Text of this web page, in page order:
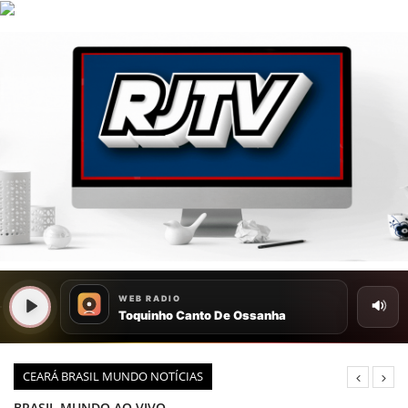
CEARÁ BRASIL MUNDO NOTÍCIAS
COMO ANUNCIAR
JORNAIS DO BRASIL
PODCAST/NOTÍCIAS
AS NOTÍCIAS DO DIA
CANAL 3CLIMAS
ACONTECEU...VIROU MANCHETE!
BLOGS & COLUNAS
CNN BRASIL